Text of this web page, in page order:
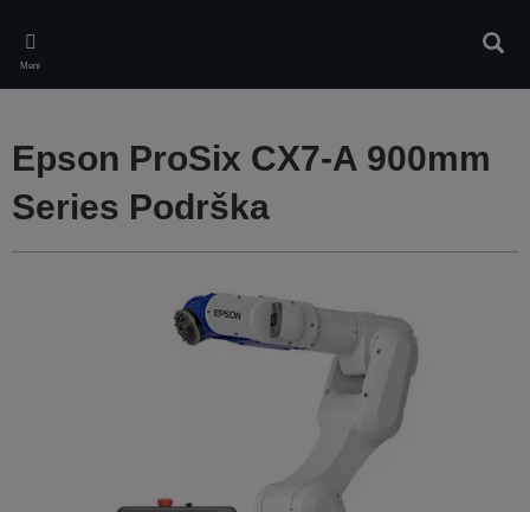
main
content
Meni
Epson ProSix CX7-A 900mm
Series Podrška